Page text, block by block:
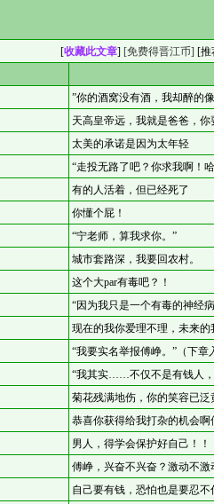
[收藏此文章] [免费得晋江币] [推
”你的酒窝没有酒，我却醉的
天高皇帝远，我就是爸爸，你
太美的承诺是因为太年轻
“走投无路了吧？你求我啊！
有的人活着，但已经死了
你懂个屁！
“宁老师，算我求你。”
城市套路深，我要回农村。
这个大par有毒吧？！
“因为我只是一个有毒的神经
现在的我你爱理不理，未来的
“我要实名举报傅峥。”（下章
“我其实……不仅不是有钱人
菊花残满地伤，你的笑容已
恭喜你获得给我打杂的机会啊
男人，得学会保护好自己！！
傅峥，兴奋不兴奋？激动不激
自己要有钱，恐怕也是要忍